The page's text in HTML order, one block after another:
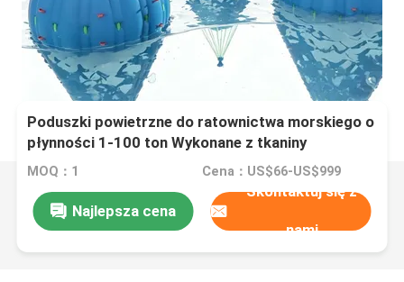
Poduszki powietrzne do ratownictwa morskiego o
płynności 1-100 ton Wykonane z tkaniny
poliestrowej powlekanej PVC zgodnej ze
MOQ：1 Cena：US$66-US$999
Najlepsza cena
Skontaktuj się z
nami